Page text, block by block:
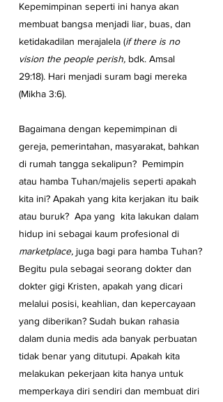
Kepemimpinan seperti ini hanya akan
membuat bangsa menjadi liar, buas, dan
ketidakadilan merajalela (if there is no
vision the people perish, bdk. Amsal
29:18). Hari menjadi suram bagi mereka
(Mikha 3:6).
Bagaimana dengan kepemimpinan di
gereja, pemerintahan, masyarakat, bahkan
di rumah tangga sekalipun?  Pemimpin
atau hamba Tuhan/majelis seperti apakah
kita ini? Apakah yang kita kerjakan itu baik
atau buruk?  Apa yang  kita lakukan dalam
hidup ini sebagai kaum profesional di
marketplace, juga bagi para hamba Tuhan?
Begitu pula sebagai seorang dokter dan
dokter gigi Kristen, apakah yang dicari
melalui posisi, keahlian, dan kepercayaan
yang diberikan? Sudah bukan rahasia
dalam dunia medis ada banyak perbuatan
tidak benar yang ditutupi. Apakah kita
melakukan pekerjaan kita hanya untuk
memperkaya diri sendiri dan membuat diri